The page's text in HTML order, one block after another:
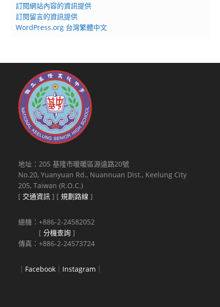
訂閱網站內容的資訊提供
訂閱留言的資訊提供
WordPress.org 台灣繁體中文
地址：205 基隆市暖暖區源遠路20號
No.20, Yuanyuan Rd., Nuannuan Dist., Keelung City
205, Taiwan (R.O.C.)
[ 交通資訊 ] [規劃路線 ]
總機：+886-2-24582052
[分機查詢 ]
傳真：+886-2-24573724
｜ Facebook ｜ Instagram ｜